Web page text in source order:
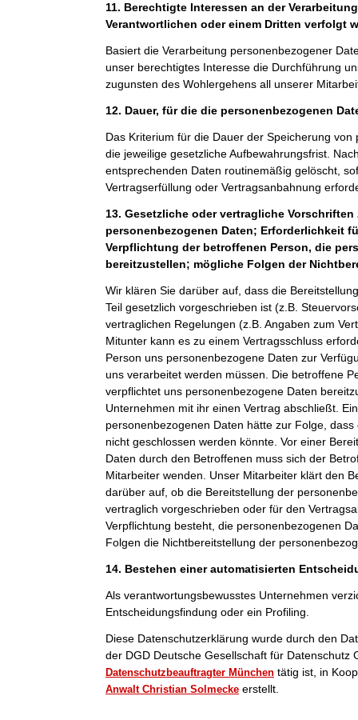
11. Berechtigte Interessen an der
Verantwortlichen oder einem Dritten verfolgt
Basiert die Verarbeitung personenbezogener
unser berechtigtes Interesse die Durchführung
zugunsten des Wohlergehens all unserer
12. Dauer, für die die personenbezogenen
Das Kriterium für die Dauer der Speicherung
die jeweilige gesetzliche Aufbewahrungsfrist.
entsprechenden Daten routinemäßig gelöscht,
Vertragserfüllung oder Vertragsanbahnung
13. Gesetzliche oder vertragliche
personenbezogenen Daten; Erforderlichkeit
Verpflichtung der betroffenen Person, die
bereitzustellen; mögliche Folgen der
Wir klären Sie darüber auf, dass die
Teil gesetzlich vorgeschrieben ist (z.B.
vertraglichen Regelungen (z.B. Angaben zum
Mitunter kann es zu einem Vertragsschluss
Person uns personenbezogene Daten zur
uns verarbeitet werden müssen. Die betroffene
verpflichtet uns personenbezogene Daten
Unternehmen mit ihr einen Vertrag abschließt.
personenbezogenen Daten hätte zur Folge,
nicht geschlossen werden könnte. Vor einer
Daten durch den Betroffenen muss sich der
Mitarbeiter wenden. Unser Mitarbeiter klärt den
darüber auf, ob die Bereitstellung der
vertraglich vorgeschrieben oder für den
Verpflichtung besteht, die personenbezogenen
Folgen die Nichtbereitstellung der
14. Bestehen einer automatisierten
Als verantwortungsbewusstes Unternehmen
Entscheidungsfindung oder ein Profiling.
Diese Datenschutzerklärung wurde durch den
der DGD Deutsche Gesellschaft für Datenschutz
Datenschutzbeauftragter München tätig ist, in
Anwalt Christian Solmecke erstellt.